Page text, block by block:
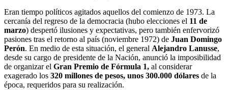
Eran tiempo políticos agitados aquellos del comienzo de 1973. La
cercanía del regreso de la democracia (hubo elecciones el 11 de
marzo) despertó ilusiones y expectativas, pero también enfervorizó
pasiones tras el retorno al país (noviembre 1972) de Juan Domingo
Perón. En medio de esta situación, el general Alejandro Lanusse,
desde su cargo de presidente de la Nación, anunció la imposibilidad
de organizar el Gran Premio de Fórmula 1, al considerar
exagerado los 320 millones de pesos, unos 300.000 dólares de la
época, requeridos para su realización.